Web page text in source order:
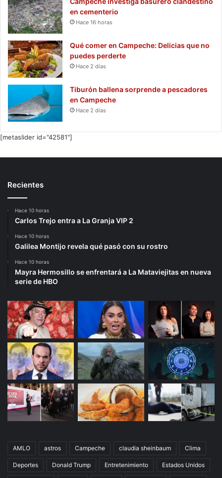
en cementerio
Hace 16 horas
Qué comer en Campeche: Delicias que no
puedes perderte
Hace 2 días
Tiburón ballena sorprende a pescadores
en Campeche
Hace 2 días
[metaslider id="42581"]
Recientes
Hace 10 horas
Carlos Trejo entra a La Granja VIP 2
Hace 10 horas
Galilea Montijo revela qué pasó con su rostro
Hace 10 horas
Mayra Hermosillo se enfrentará a La Mataviejitas en nueva
serie de HBO
AMLO astros Campeche claudia sheinbaum Clima
Deportes Donald Trump Entretenimiento Estados Unidos